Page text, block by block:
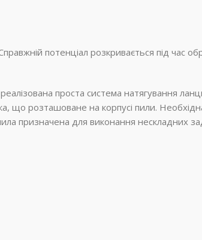
потенціал розкривається під час
проста система натягування
розташоване на корпусі пили. Необхідна
призначена для виконання нескладних